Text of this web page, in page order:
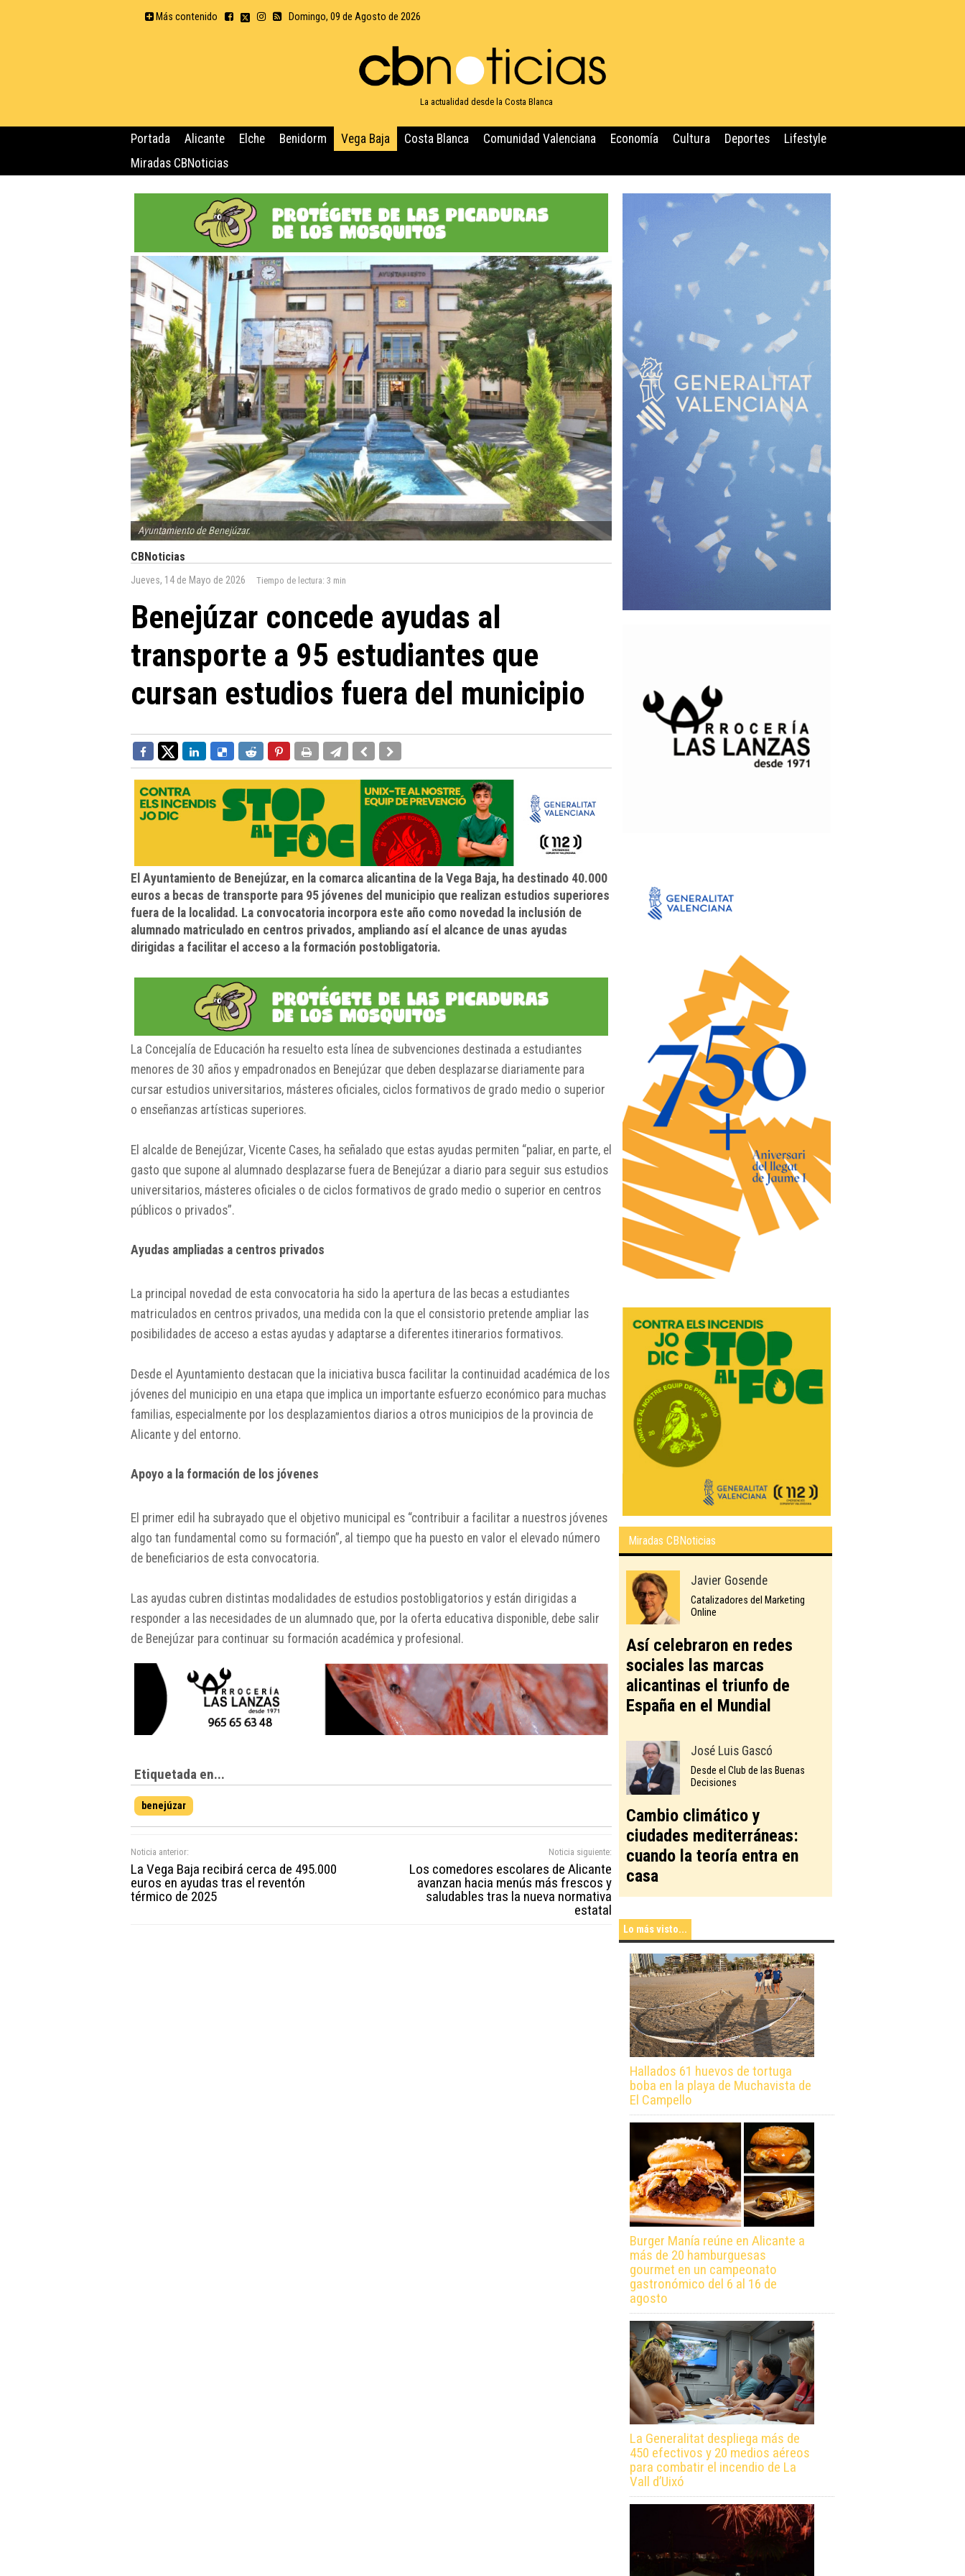
Más contenido Domingo, 09 de Agosto de 2026
La actualidad desde la Costa Blanca
Portada Alicante Elche Benidorm Vega Baja Costa Blanca Comunidad Valenciana Economía Cultura Deportes
Lifestyle
Miradas CBNoticias
Ayuntamiento de Benejúzar.
CBNoticias
Jueves, 14 de Mayo de 2026 Tiempo de lectura: 3 min
Benejúzar concede ayudas al
transporte a 95 estudiantes que
cursan estudios fuera del municipio
El Ayuntamiento de Benejúzar, en la comarca alicantina de la Vega Baja, ha destinado 40.000
euros a becas de transporte para 95 jóvenes del municipio que realizan estudios superiores
fuera de la localidad. La convocatoria incorpora este año como novedad la inclusión de
alumnado matriculado en centros privados, ampliando así el alcance de unas ayudas
dirigidas a facilitar el acceso a la formación postobligatoria.
La Concejalía de Educación ha resuelto esta línea de subvenciones destinada a estudiantes
menores de 30 años y empadronados en Benejúzar que deben desplazarse diariamente para
cursar estudios universitarios, másteres oficiales, ciclos formativos de grado medio o superior
o enseñanzas artísticas superiores.
El alcalde de Benejúzar, Vicente Cases, ha señalado que estas ayudas permiten “paliar, en parte, el
gasto que supone al alumnado desplazarse fuera de Benejúzar a diario para seguir sus estudios
universitarios, másteres oficiales o de ciclos formativos de grado medio o superior en centros
públicos o privados”.
Ayudas ampliadas a centros privados
La principal novedad de esta convocatoria ha sido la apertura de las becas a estudiantes
matriculados en centros privados, una medida con la que el consistorio pretende ampliar las
posibilidades de acceso a estas ayudas y adaptarse a diferentes itinerarios formativos.
Desde el Ayuntamiento destacan que la iniciativa busca facilitar la continuidad académica de los
jóvenes del municipio en una etapa que implica un importante esfuerzo económico para muchas
familias, especialmente por los desplazamientos diarios a otros municipios de la provincia de
Alicante y del entorno.
Apoyo a la formación de los jóvenes
El primer edil ha subrayado que el objetivo municipal es “contribuir a facilitar a nuestros jóvenes
algo tan fundamental como su formación”, al tiempo que ha puesto en valor el elevado número
de beneficiarios de esta convocatoria.
Las ayudas cubren distintas modalidades de estudios postobligatorios y están dirigidas a
responder a las necesidades de un alumnado que, por la oferta educativa disponible, debe salir
de Benejúzar para continuar su formación académica y profesional.
Etiquetada en...
benejúzar
Noticia anterior:
La Vega Baja recibirá cerca de 495.000
euros en ayudas tras el reventón
térmico de 2025
Noticia siguiente:
Los comedores escolares de Alicante
avanzan hacia menús más frescos y
saludables tras la nueva normativa
estatal
Miradas CBNoticias
Javier Gosende
Catalizadores del Marketing
Online
Así celebraron en redes
sociales las marcas
alicantinas el triunfo de
España en el Mundial
José Luis Gascó
Desde el Club de las Buenas
Decisiones
Cambio climático y
ciudades mediterráneas:
cuando la teoría entra en
casa
Lo más visto...
Hallados 61 huevos de tortuga
boba en la playa de Muchavista de
El Campello
Burger Manía reúne en Alicante a
más de 20 hamburguesas
gourmet en un campeonato
gastronómico del 6 al 16 de
agosto
La Generalitat despliega más de
450 efectivos y 20 medios aéreos
para combatir el incendio de La
Vall d’Uixó